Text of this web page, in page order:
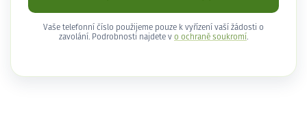
Vaše telefonní číslo použijeme pouze k vyřízení vaší žádosti o
zavolání. Podrobnosti najdete v o ochraně soukromí .